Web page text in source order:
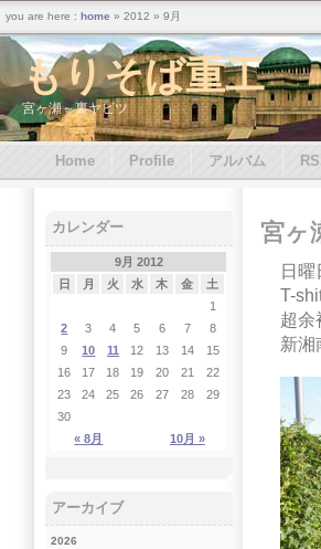
もりそば重工
宮ヶ瀬～裏ヤビツ
宮ヶ
日曜
T-
超余
新湘
カレンダー
9月 2012
日
月 火 水 木 金 土
« 8月 10月 »
1
2
3 4 5 6 7
8
9
10 11 12 13 14
15
16
17 18 19 20 21
22
23
24 25 26 27 28
29
30
アーカイブ
2026
Home Profile アルバム
you are here : home » 2012 » 9月